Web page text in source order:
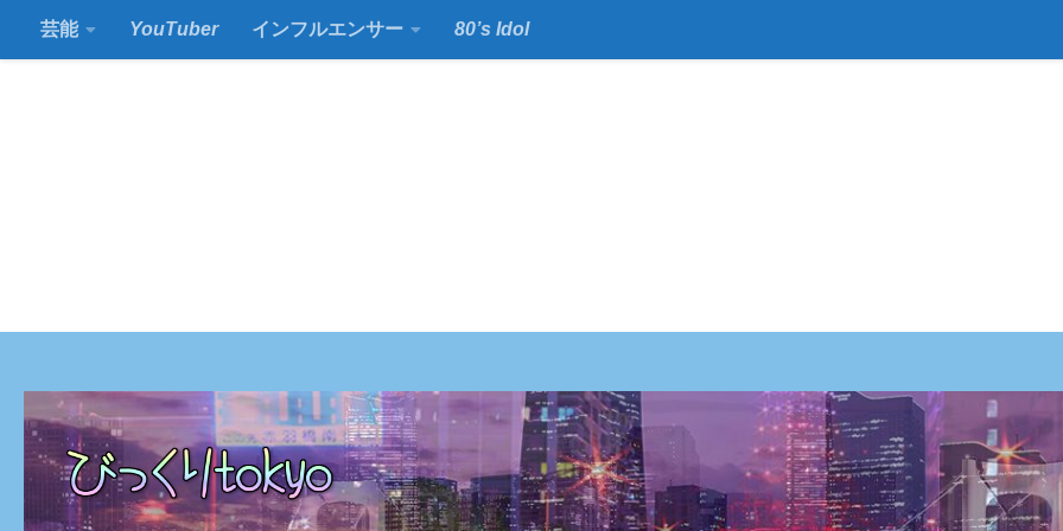
コンテンツの下
芸能 YouTuber インフルエンサー 80’s Idol